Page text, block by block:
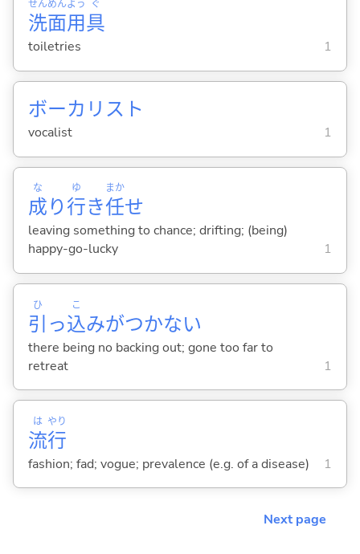
洗
せん
面
めん
用
よう
具
ぐ
toiletries 1
ボーカリスト
vocalist 1
成
な
り行
ゆ
き任
まか
せ
leaving something to chance; drifting; (being)
happy-go-lucky
1
引
ひ
っ込
こ
みがつかない
there being no backing out; gone too far to
retreat
1
流
は
行
やり
fashion; fad; vogue; prevalence (e.g. of a disease) 1
Next page